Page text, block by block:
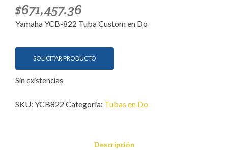
$671,457.36
Yamaha YCB-822 Tuba Custom en Do
SOLICITAR PRODUCTO
Sin existencias
SKU: YCB822 Categoría: Tubas en Do
Descripción